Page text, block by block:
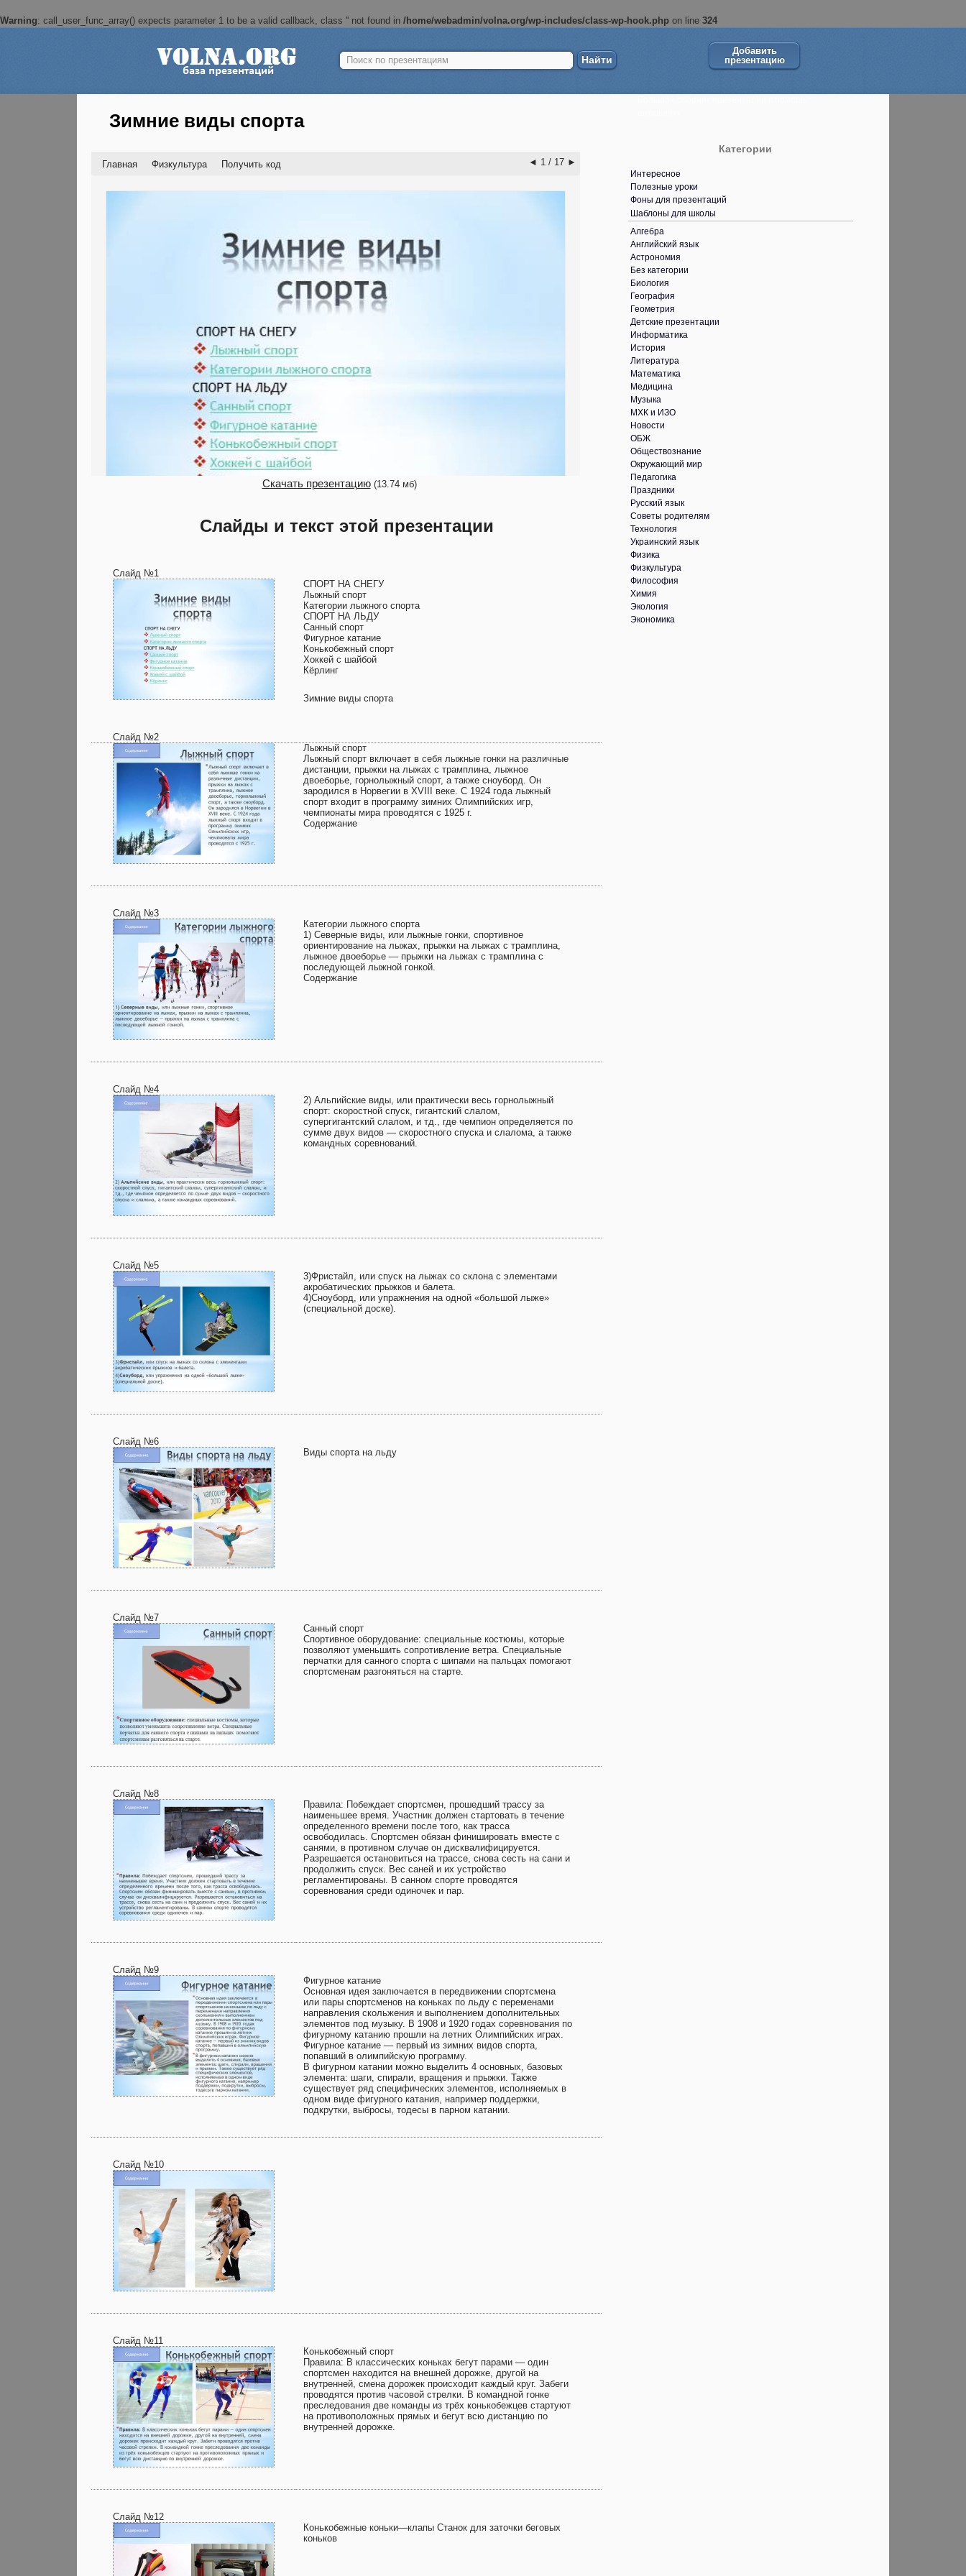
Warning: call_user_func_array() expects parameter 1 to be a valid callback, class '' not found in /home/webadmin/volna.org/wp-includes/class-wp-hook.php on line 324
Найти:
Добавить
презентацию
Зимние виды спорта
Главная Физкультура Получить код ◄ 1 / 17 ►
Скачать презентацию(13.74 мб)
Слайды и текст этой презентации
Слайд №1
СПОРТ НА СНЕГУ
Лыжный спорт
Категории лыжного спорта
СПОРТ НА ЛЬДУ
Санный спорт
Фигурное катание
Конькобежный спорт
Хоккей с шайбой
Кёрлинг
Зимние виды спорта
Слайд №2
Лыжный спорт
Лыжный спорт включает в себя лыжные гонки на различные
дистанции, прыжки на лыжах с трамплина, лыжное
двоеборье, горнолыжный спорт, а также сноуборд. Он
зародился в Норвегии в XVIII веке. С 1924 года лыжный
спорт входит в программу зимних Олимпийских игр,
чемпионаты мира проводятся с 1925 г.
Содержание
Слайд №3
Категории лыжного спорта
1) Северные виды, или лыжные гонки, спортивное
ориентирование на лыжах, прыжки на лыжах с трамплина,
лыжное двоеборье — прыжки на лыжах с трамплина с
последующей лыжной гонкой.
Содержание
Слайд №4
2) Альпийские виды, или практически весь горнолыжный
спорт: скоростной спуск, гигантский слалом,
супергигантский слалом, и тд., где чемпион определяется по
сумме двух видов — скоростного спуска и слалома, а также
командных соревнований.
Слайд №5
3)Фристайл, или спуск на лыжах со склона с элементами
акробатических прыжков и балета.
4)Сноуборд, или упражнения на одной «большой лыже»
(специальной доске).
Слайд №6
Виды спорта на льду
Слайд №7
Санный спорт
Спортивное оборудование: специальные костюмы, которые
позволяют уменьшить сопротивление ветра. Специальные
перчатки для санного спорта с шипами на пальцах помогают
спортсменам разгоняться на старте.
Слайд №8
Правила: Побеждает спортсмен, прошедший трассу за
наименьшее время. Участник должен стартовать в течение
определенного времени после того, как трасса
освободилась. Спортсмен обязан финишировать вместе с
санями, в противном случае он дисквалифицируется.
Разрешается остановиться на трассе, снова сесть на сани и
продолжить спуск. Вес саней и их устройство
регламентированы. В санном спорте проводятся
соревнования среди одиночек и пар.
Слайд №9
Фигурное катание
Основная идея заключается в передвижении спортсмена
или пары спортсменов на коньках по льду с переменами
направления скольжения и выполнением дополнительных
элементов под музыку. В 1908 и 1920 годах соревнования по
фигурному катанию прошли на летних Олимпийских играх.
Фигурное катание — первый из зимних видов спорта,
попавший в олимпийскую программу.
В фигурном катании можно выделить 4 основных, базовых
элемента: шаги, спирали, вращения и прыжки. Также
существует ряд специфических элементов, исполняемых в
одном виде фигурного катания, например поддержки,
подкрутки, выбросы, тодесы в парном катании.
Слайд №10
Слайд №11
Конькобежный спорт
Правила: В классических коньках бегут парами — один
спортсмен находится на внешней дорожке, другой на
внутренней, смена дорожек происходит каждый круг. Забеги
проводятся против часовой стрелки. В командной гонке
преследования две команды из трёх конькобежцев стартуют
на противоположных прямых и бегут всю дистанцию по
внутренней дорожке.
Слайд №12
Конькобежные коньки—клапы Станок для заточки беговых
коньков
Категории
Интересное
Полезные уроки
Фоны для презентаций
Шаблоны для школы
Алгебра
Английский язык
Астрономия
Без категории
Биология
География
Геометрия
Детские презентации
Информатика
История
Литература
Математика
Медицина
Музыка
МХК и ИЗО
Новости
ОБЖ
Обществознание
Окружающий мир
Педагогика
Праздники
Русский язык
Советы родителям
Технология
Украинский язык
Физика
Физкультура
Философия
Химия
Экология
Экономика